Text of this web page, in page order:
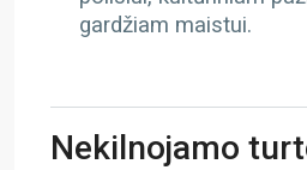
gardžiam maistui.
Nekilnojamo